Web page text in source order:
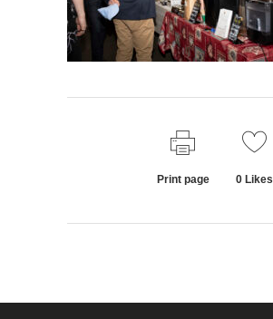
Print page 0Likes